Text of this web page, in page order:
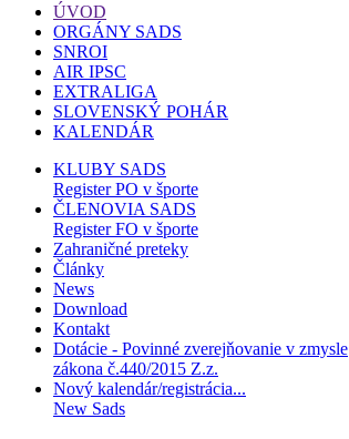
ÚVOD
ORGÁNY SADS
SNROI
AIR IPSC
EXTRALIGA
SLOVENSKÝ POHÁR
KALENDÁR
KLUBY SADS
Register PO v športe
ČLENOVIA SADS
Register FO v športe
Zahraničné preteky
Články
News
Download
Kontakt
Dotácie - Povinné zverejňovanie v zmysle
zákona č.440/2015 Z.z.
Nový kalendár/registrácia...
New Sads